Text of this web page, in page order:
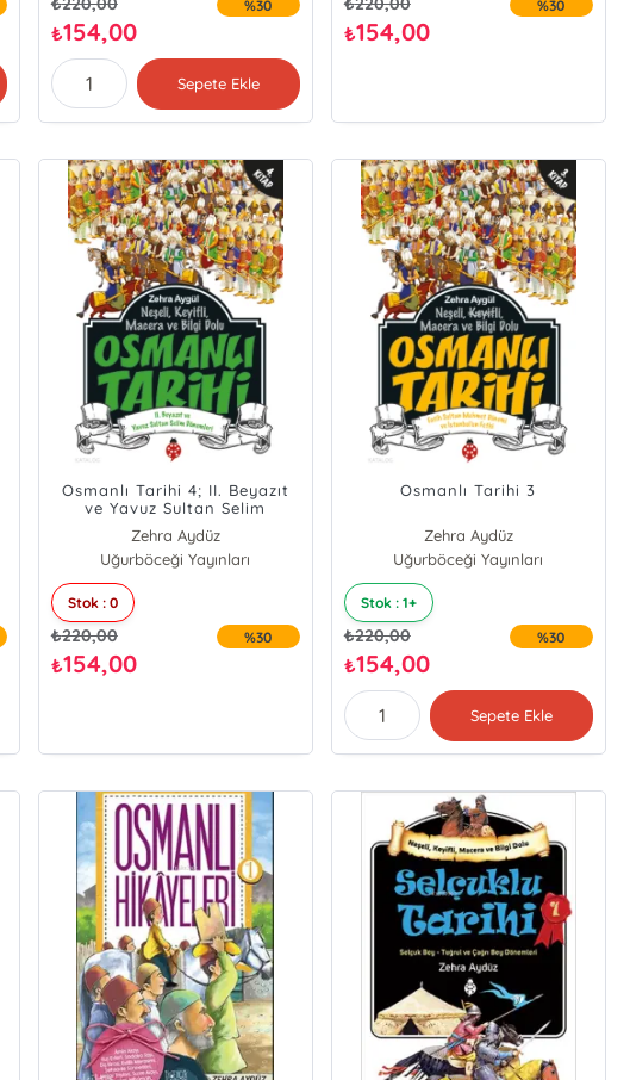
₺154,00
%30
Sepete Ekle
₺154,00
%30
Osmanlı Tarihi 4; II. Beyazıt
ve Yavuz Sultan Selim
Dönemleri
Zehra Aydüz
Uğurböceği Yayınları
Stok : 0
₺220,00
₺154,00
%30
Osmanlı Tarihi 3
Zehra Aydüz
Uğurböceği Yayınları
Stok : 1+
₺220,00
₺154,00
%30
Sepete Ekle